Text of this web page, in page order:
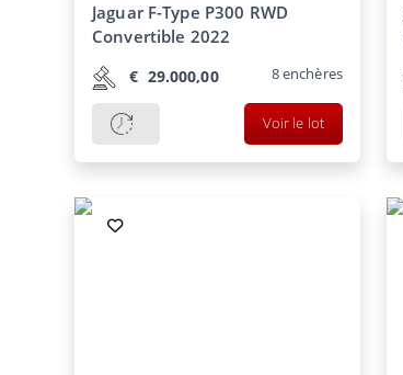
Jaguar F-Type P300 RWD
Convertible 2022
€ 29.000,00 8enchères
Voir le lot